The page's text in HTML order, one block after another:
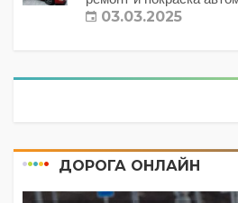
03.03.2025
ДОРОГА ОНЛАЙН